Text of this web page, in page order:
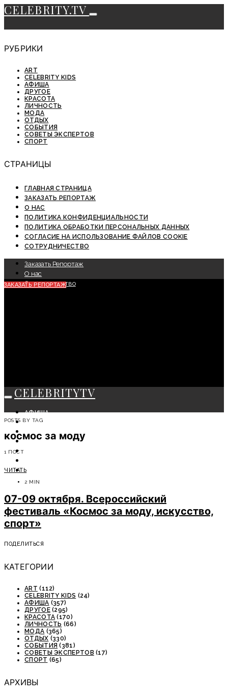
CELEBRITY.TV
РУБРИКИ
ART
CELEBRITY KIDS
АФИША
ДРУГОЕ
КРАСОТА
ЛИЧНОСТЬ
МОДА
ОТДЫХ
СОБЫТИЯ
СОВЕТЫ ЭКСПЕРТОВ
СПОРТ
СТРАНИЦЫ
ГЛАВНАЯ СТРАНИЦА
ЗАКАЗАТЬ РЕПОРТАЖ
О НАС
ПОЛИТИКА КОНФИДЕНЦИАЛЬНОСТИ
ПОЛИТИКА ОБРАБОТКИ ПЕРСОНАЛЬНЫХ ДАННЫХ
СОГЛАСИЕ НА ИСПОЛЬЗОВАНИЕ ФАЙЛОВ COOKIE
СОТРУДНИЧЕСТВО
Заказать Репортаж
О нас
Сотрудничество
ЗАКАЗАТЬ РЕПОРТАЖ
CELEBRITYTV
АФИША
СОБЫТИЯ
КРАСОТА
МОДА
СОВЕТЫ ЭКСПЕРТОВ
POSTS BY TAG
космос за моду
1 ПОСТ
ЧИТАТЬ
2 MIN
07-09 октября. Всероссийский
фестиваль «Космос за моду, искусство,
спорт»
ПОДЕЛИТЬСЯ
КАТЕГОРИИ
ART (112)
CELEBRITY KIDS (24)
АФИША (357)
ДРУГОЕ(295)
КРАСОТА (170)
ЛИЧНОСТЬ (66)
МОДА (365)
ОТДЫХ (330)
СОБЫТИЯ (381)
СОВЕТЫ ЭКСПЕРТОВ (17)
СПОРТ (65)
АРХИВЫ